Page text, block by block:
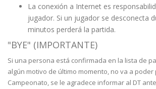
La conexión a Internet es
jugador. Si un jugador se desconecta
minutos perderá la partida.
"BYE" (IMPORTANTE)
Si una persona está confirmada en la lista de
algún motivo de último momento, no va a poder
Campeonato, se le agradece informar al DT